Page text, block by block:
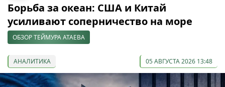
Борьба за океан: США и Китай
усиливают соперничество на море
ОБЗОР ТЕЙМУРА АТАЕВА
АНАЛИТИКА 05 АВГУСТА 2026 13:48